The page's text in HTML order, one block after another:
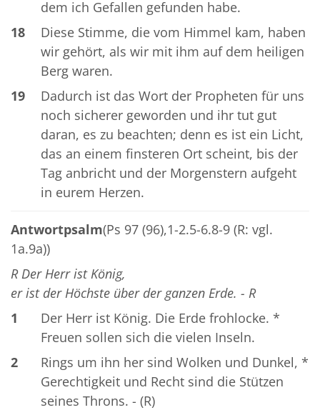
dem ich Gefallen gefunden habe.
18
Diese Stimme, die vom Himmel kam, haben
wir gehört, als wir mit ihm auf dem heiligen
Berg waren.
19
Dadurch ist das Wort der Propheten für uns
noch sicherer geworden und ihr tut gut
daran, es zu beachten; denn es ist ein Licht,
das an einem finsteren Ort scheint, bis der
Tag anbricht und der Morgenstern aufgeht
in eurem Herzen.
Antwortpsalm(Ps 97 (96),1-2.5-6.8-9 (R: vgl.
1a.9a))
R Der Herr ist König,
er ist der Höchste über der ganzen Erde. - R
1
Der Herr ist König. Die Erde frohlocke. *
Freuen sollen sich die vielen Inseln.
2
Rings um ihn her sind Wolken und Dunkel, *
Gerechtigkeit und Recht sind die Stützen
seines Throns. - (R)